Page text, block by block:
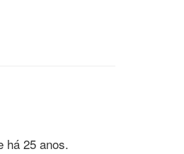
há 25 anos.